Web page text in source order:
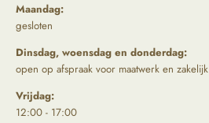
Maandag:
gesloten
Dinsdag, woensdag en donderdag:
open op afspraak voor maatwerk en zakelijk
Vrijdag:
12:00 - 17:00